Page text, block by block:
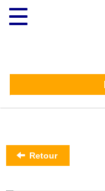
contenu
principal
Toggle
navigation
Retour